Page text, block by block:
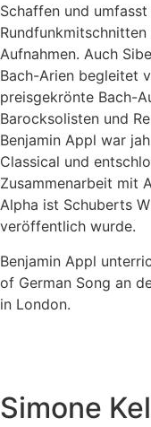
Schaffen und
Aufnahmen. Auch
Bach-Arien begleitet
preisgekrönte Bach-
Barocksolisten und
Benjamin Appl war
Classical und
Zusammenarbeit mit
Alpha ist Schuberts
veröffentlich wurde.
Benjamin Appl
of German Song an
in London.
Simone